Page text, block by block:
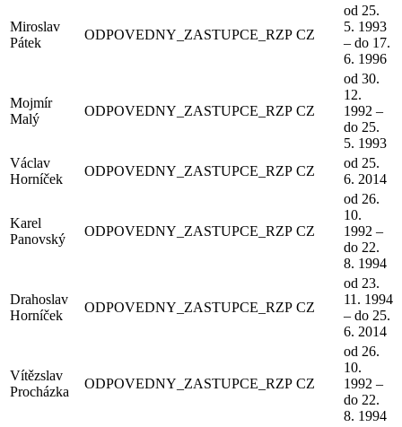
Miroslav
Pátek
ODPOVEDNY_ZASTUPCE_RZP CZ
od 25.
5. 1993
– do 17.
6. 1996
Mojmír
Malý
ODPOVEDNY_ZASTUPCE_RZP CZ
od 30.
12.
1992 –
do 25.
5. 1993
Václav
Horníček
ODPOVEDNY_ZASTUPCE_RZP CZ
od 25.
6. 2014
Karel
Panovský
ODPOVEDNY_ZASTUPCE_RZP CZ
od 26.
10.
1992 –
do 22.
8. 1994
Drahoslav
Horníček
ODPOVEDNY_ZASTUPCE_RZP CZ
od 23.
11. 1994
– do 25.
6. 2014
Vítězslav
Procházka
ODPOVEDNY_ZASTUPCE_RZP CZ
od 26.
10.
1992 –
do 22.
8. 1994